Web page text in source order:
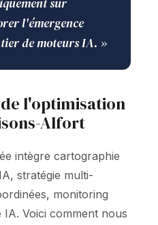
sur
l'émergence
de moteurs IA. »
l'optimisation
Alfort
intègre cartographie
stratégie multi-
monitoring
Voici comment nous